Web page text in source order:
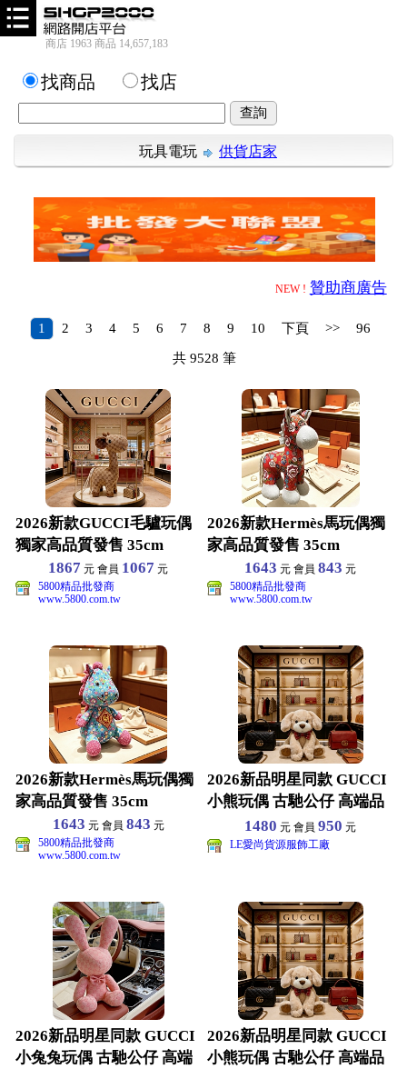
商店 1963 商品 14,657,183
找商品 找店
玩具電玩 供貨店家
NEW ! 贊助商廣告
1 2 3 4 5 6 7 8 9 10 下頁 >> 96
共 9528 筆
2026新款GUCCI毛驢玩偶
獨家高品質發售 35cm
1867 元 會員 1067 元
5800精品批發商
www.5800.com.tw
2026新款Hermès馬玩偶獨
家高品質發售 35cm
1643 元 會員843 元
5800精品批發商
www.5800.com.tw
2026新款Hermès馬玩偶獨
家高品質發售 35cm
1643 元 會員 843 元
5800精品批發商
www.5800.com.tw
2026新品明星同款 GUCCI
小熊玩偶 古馳公仔 高端品
質 包裝齊全
1480 元 會員950 元
LE愛尚貨源服飾工廠
2026新品明星同款 GUCCI
小兔兔玩偶 古馳公仔 高端
2026新品明星同款 GUCCI
小熊玩偶 古馳公仔 高端品